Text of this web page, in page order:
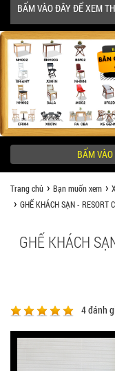
BẤM VÀO ĐÂY ĐỂ XEM
SẢN PHẨM
CÔNG TRÌNH
KHÁCH HÀNG NÊN
BẤM
Trang chủ Bạn muốn xem
GHẾ KHÁCH SẠN - RESORT
GHẾ KHÁCH
4đánh